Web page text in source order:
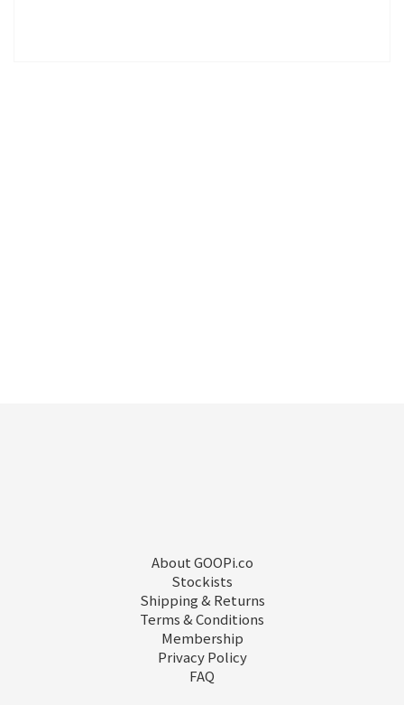
About GOOPi.co
Stockists
Shipping & Returns
Terms & Conditions
Membership
Privacy Policy
FAQ